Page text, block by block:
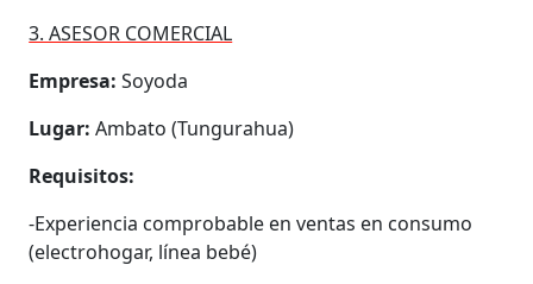
3. ASESOR COMERCIAL
Empresa:Soyoda
Lugar:Ambato (Tungurahua)
Requisitos:
-Experiencia comprobable en ventas en consumo
(electrohogar, línea bebé)